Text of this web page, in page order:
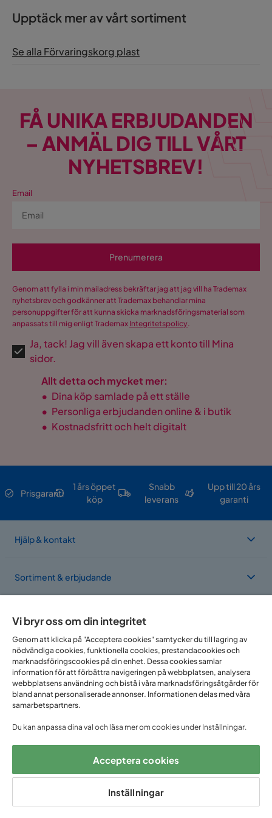
Upptäck mer av vårt sortiment
Se alla Förvaringskorg plast
FÅ UNIKA ERBJUDANDEN
– ANMÄL DIG TILL VÅRT
NYHETSBREV!
Email
Prenumerera
Genom att fylla i min mailadress bekräftar jag att jag vill ha Trademax
nyhetsbrev och godkänner att Trademax behandlar mina
personuppgifter för att kunna skicka marknadsföringsmaterial som
anpassats till mig enligt Trademax Integritetspolicy.
Ja, tack! Jag vill även skapa ett konto till Mina
sidor.
Allt detta och mycket mer:
• Dina köp samlade på ett ställe
• Personliga erbjudanden online & i butik
• Kostnadsfritt och helt digitalt
Prisgaranti
1 års öppet
köp
Snabb
leverans
Upp till 20 års
garanti
Hjälp & kontakt
Sortiment & erbjudande
Om Trademax
Vi finns i flera länder
Följ oss på:
Vi bryr oss om din integritet
Genom att klicka på "Acceptera cookies" samtycker du till lagring av
nödvändiga cookies, funktionella cookies, prestandacookies och
marknadsföringscookies på din enhet. Dessa cookies samlar
information för att förbättra navigeringen på webbplatsen, analysera
webbplatsens användning och bistå i våra marknadsföringsåtgärder för
bland annat personaliserade annonser. Informationen delas med våra
samarbetspartners.
Du kan anpassa dina val och läsa mer om cookies under Inställningar.
Acceptera cookies
Inställningar